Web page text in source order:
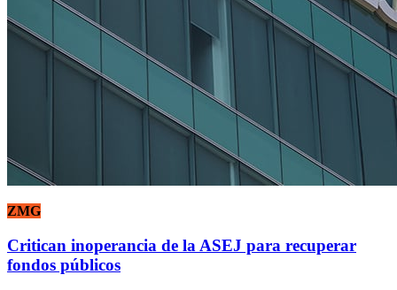
ZMG
Critican inoperancia de la ASEJ para recuperar
fondos públicos